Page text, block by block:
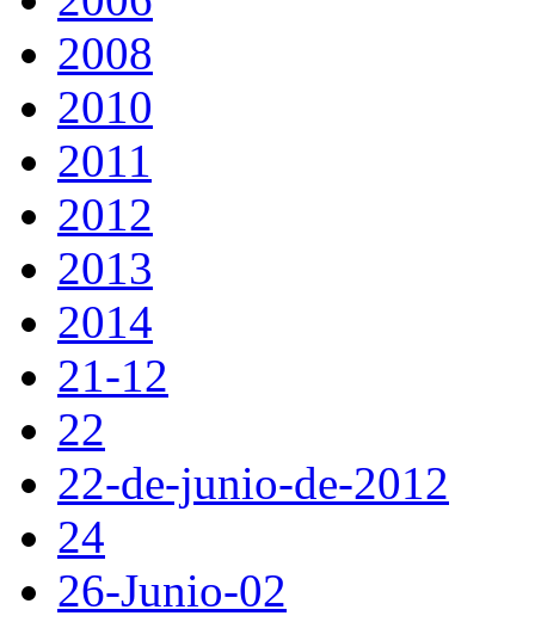
2008
2010
2011
2012
2013
2014
21-12
22
22-de-junio-de-2012
24
26-Junio-02